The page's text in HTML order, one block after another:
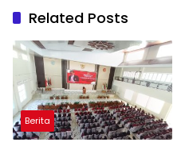
Related Posts
Berita